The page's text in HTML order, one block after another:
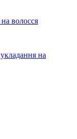
волосся
на